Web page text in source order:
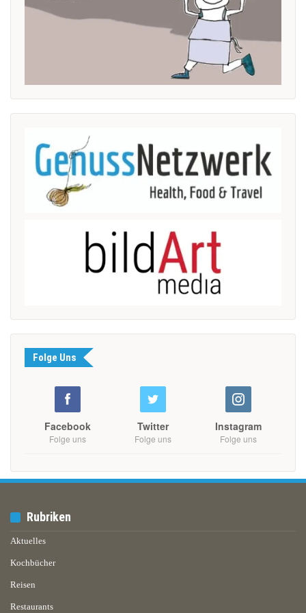
Folge Uns
Facebook
Folge uns
Twitter
Folge uns
Instagram
Folge uns
Rubriken
Aktuelles
Kochbücher
Reisen
Restaurants